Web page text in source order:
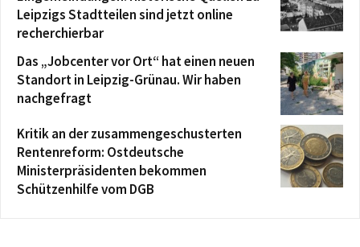
Leipzigs Stadtteilen sind jetzt online
recherchierbar
Das „Jobcenter vor Ort“ hat einen neuen
Standort in Leipzig-Grünau. Wir haben
nachgefragt
Kritik an der zusammengeschusterten
Rentenreform: Ostdeutsche
Ministerpräsidenten bekommen
Schützenhilfe vom DGB